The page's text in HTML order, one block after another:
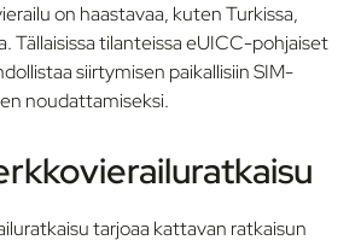
on haastavaa, kuten Turkissa,
Tällaisissa tilanteissa eUICC-pohjaiset
siirtymisen paikallisiin SIM-
noudattamiseksi.
tarjoaa kattavan ratkaisun